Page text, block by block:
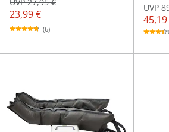
23,99 €
UVP 27,95 €
(6)
UVP